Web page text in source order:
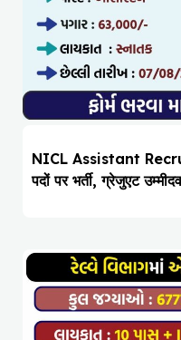
NICL Assistant
पदों पर भर्ती, ग्रेजुएट